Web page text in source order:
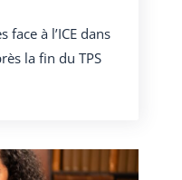
à l’ICE dans
la fin du TPS